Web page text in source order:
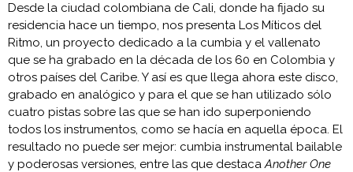
Desde la ciudad colombiana de Cali, donde ha fijado su
residencia hace un tiempo, nos presenta Los Míticos del
Ritmo, un proyecto dedicado a la cumbia y el vallenato
que se ha grabado en la década de los 60 en Colombia y
otros países del Caribe. Y así es que llega ahora este disco,
grabado en analógico y para el que se han utilizado sólo
cuatro pistas sobre las que se han ido superponiendo
todos los instrumentos, como se hacía en aquella época. El
resultado no puede ser mejor: cumbia instrumental bailable
y poderosas versiones, entre las que destacaAnother One